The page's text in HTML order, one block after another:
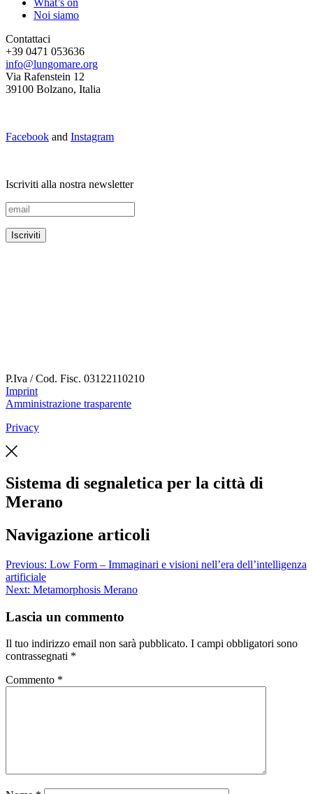
Noi siamo
Contattaci
+39 0471 053636
info@lungomare.org
Via Rafenstein 12
39100 Bolzano, Italia
Facebook and Instagram
Iscriviti alla nostra newsletter
P.Iva / Cod. Fisc. 03122110210
Imprint
Amministrazione trasparente
Privacy
Sistema di segnaletica per la città di
Merano
Navigazione articoli
Previous: Low Form – Immaginari e visioni nell’era dell’intelligenza
artificiale
Next: Metamorphosis Merano
Lascia un commento
Il tuo indirizzo email non sarà pubblicato. I campi obbligatori sono
contrassegnati *
Commento *